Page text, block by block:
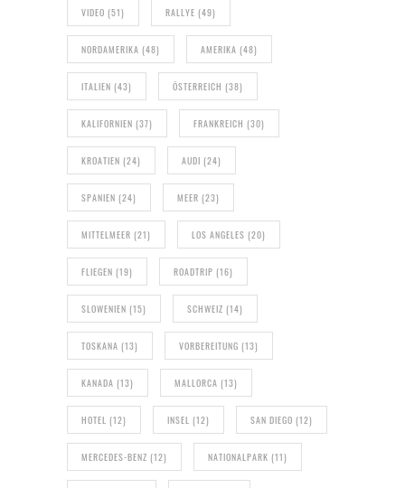
VIDEO (51) RALLYE (49)
NORDAMERIKA (48) AMERIKA (48)
ITALIEN (43) ÖSTERREICH (38)
KALIFORNIEN (37) FRANKREICH (30)
KROATIEN (24) AUDI (24)
SPANIEN (24) MEER (23)
MITTELMEER (21) LOS ANGELES (20)
FLIEGEN (19) ROADTRIP (16)
SLOWENIEN (15) SCHWEIZ (14)
TOSKANA (13) VORBEREITUNG (13)
KANADA (13) MALLORCA (13)
HOTEL (12) INSEL (12) SAN DIEGO (12)
MERCEDES-BENZ (12) NATIONALPARK (11)